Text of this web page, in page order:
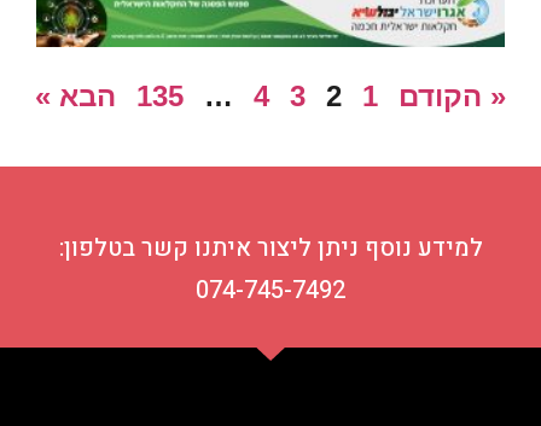
« הקודם 1
2
3
4
…
135 הבא »
למידע נוסף ניתן ליצור איתנו קשר בטלפון:
074-745-7492